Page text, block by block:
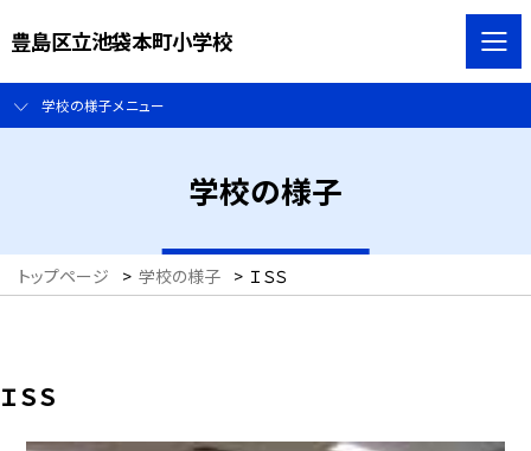
豊島区立池袋本町小学校
学校の様子メニュー
学校の様子
トップページ > 学校の様子 > ＩＳＳ
ＩＳＳ